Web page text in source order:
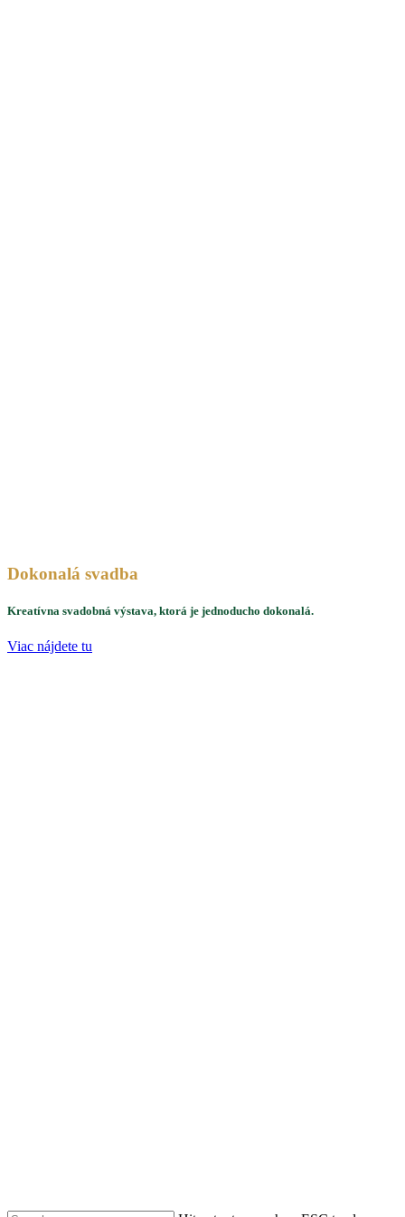
Dokonalá svadba
Kreatívna svadobná výstava, ktorá je jednoducho dokonalá.
Viac nájdete tu